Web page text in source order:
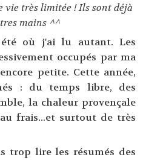
vie très limitée ! Ils sont déjà
mains ^^
où j'ai lu autant. Les
occupés par ma
petite. Cette année,
: du temps libre, des
la chaleur provençale
frais...et surtout de très
trop lire les résumés des